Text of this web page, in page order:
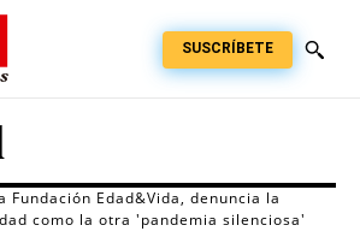
SUSCRÍBETE
Fundación Edad&Vida, denuncia la
como la otra 'pandemia silenciosa'